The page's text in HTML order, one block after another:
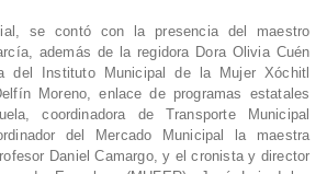
se contó con la presencia del maestro
además de la regidora Dora Olivia Cuén
del Instituto Municipal de la Mujer Xóchitl
Moreno, enlace de programas estatales
coordinadora de Transporte Municipal
del Mercado Municipal la maestra
Daniel Camargo, y el cronista y director